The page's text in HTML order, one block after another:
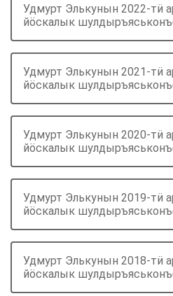
Удмурт Элькунын 2022-тӥ
йöскалык
Удмурт Элькунын 2021-тӥ
йöскалык
Удмурт Элькунын 2020-тӥ
йöскалык
Удмурт Элькунын 2019-тӥ
йöскалык
Удмурт Элькунын 2018-тӥ
йöскалык